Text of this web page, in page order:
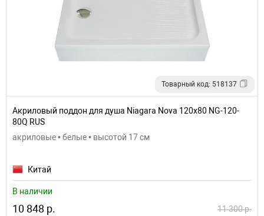
Товарный код: 518137
Акриловый поддон для душа Niagara Nova 120x80 NG-120-
80Q RUS
акриловые • белые • высотой 17 см
Китай
В наличии
10 848 р. 11 300 р.